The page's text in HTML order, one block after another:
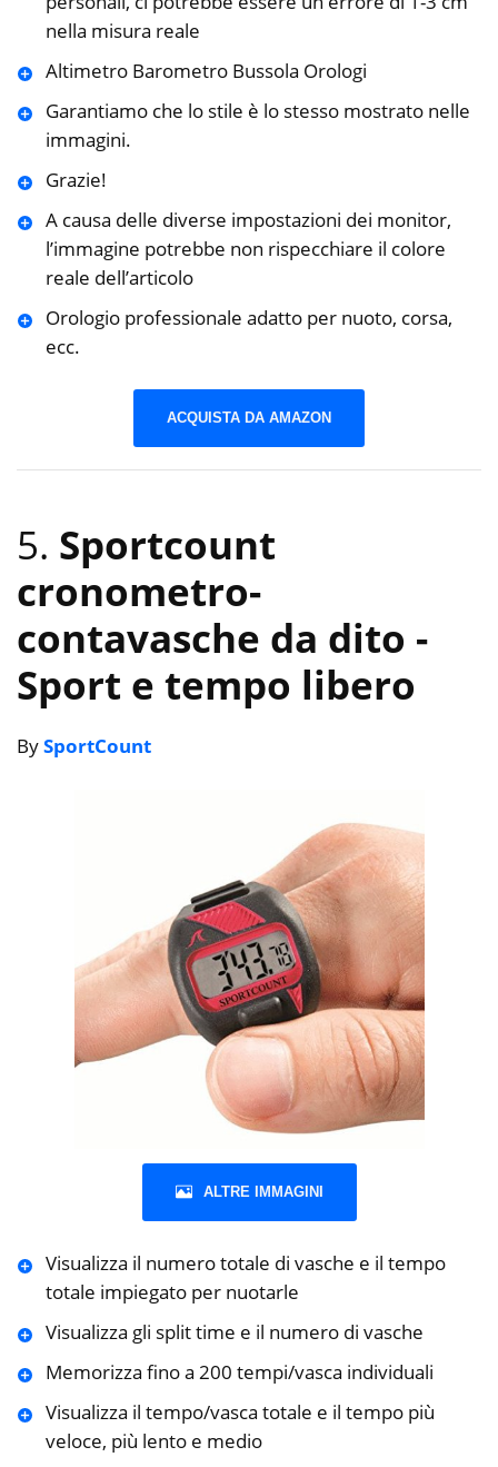
nella misura reale
Altimetro Barometro Bussola Orologi
Garantiamo che lo stile è lo stesso mostrato nelle
immagini.
Grazie!
A causa delle diverse impostazioni dei monitor,
l’immagine potrebbe non rispecchiare il colore
reale dell’articolo
Orologio professionale adatto per nuoto, corsa,
ecc.
ACQUISTA DA AMAZON
5. Sportcount
cronometro-
contavasche da dito -
Sport e tempo libero
BySportCount
ALTRE IMMAGINI
Visualizza il numero totale di vasche e il tempo
totale impiegato per nuotarle
Visualizza gli split time e il numero di vasche
Memorizza fino a 200 tempi/vasca individuali
Visualizza il tempo/vasca totale e il tempo più
veloce, più lento e medio